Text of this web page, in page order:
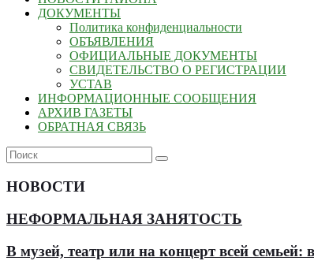
ДОКУМЕНТЫ
Политика конфиденциальности
ОБЪЯВЛЕНИЯ
ОФИЦИАЛЬНЫЕ ДОКУМЕНТЫ
СВИДЕТЕЛЬСТВО О РЕГИСТРАЦИИ
УСТАВ
ИНФОРМАЦИОННЫЕ СООБЩЕНИЯ
АРХИВ ГАЗЕТЫ
ОБРАТНАЯ СВЯЗЬ
НОВОСТИ
НЕФОРМАЛЬНАЯ ЗАНЯТОСТЬ
В музей, театр или на концерт всей